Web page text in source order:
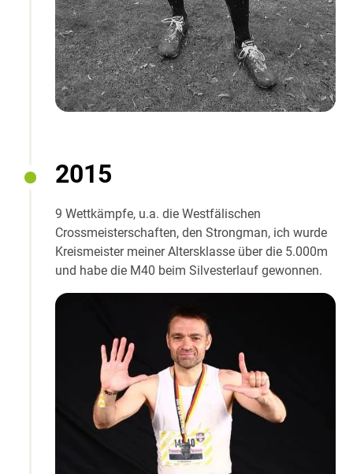
2015
9 Wettkämpfe, u.a. die Westfälischen
Crossmeisterschaften, den Strongman, ich wurde
Kreismeister meiner Altersklasse über die 5.000m
und habe die M40 beim Silvesterlauf gewonnen.